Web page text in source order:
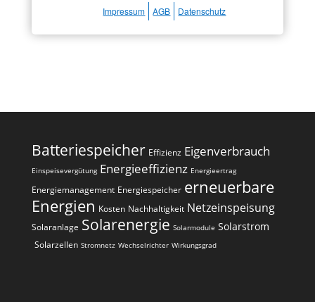
Impressum
AGB Datenschutz
Batteriespeicher Effizienz Eigenverbrauch
Einspeisevergütung Energieeffizienz Energieertrag
Energiemanagement Energiespeicher erneuerbare
Energien Kosten Nachhaltigkeit Netzeinspeisung
Solaranlage Solarenergie Solarmodule Solarstrom
Solarzellen Stromnetz Wechselrichter Wirkungsgrad